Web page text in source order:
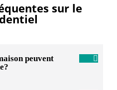
sur le
peuvent